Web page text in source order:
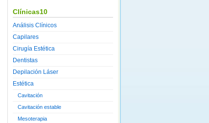
Clínicas10
Análisis Clínicos
Capilares
Cirugía Estética
Dentistas
Depilación Láser
Estética
Cavitación
Cavitación estable
Mesoterapia